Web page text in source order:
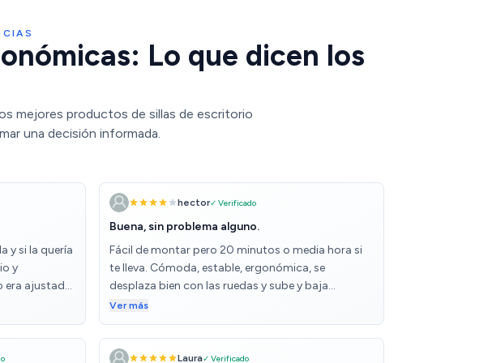
Lo que dicen los
mejores productos de sillas de escritorio
una decisión informada.
y si la quería
y
ajustado.
muy
y hacia
veía claro,
recoge muy
hector✓ Verificado
Buena, sin problema alguno.
Fácil de montar pero 20 minutos o media hora si
te lleva. Cómoda, estable, ergonómica, se
desplaza bien con las ruedas y sube y baja
perfectamente. En tres semanas que la tengo por
ahora ningún problema.
Ver más
Laura✓ Verificado